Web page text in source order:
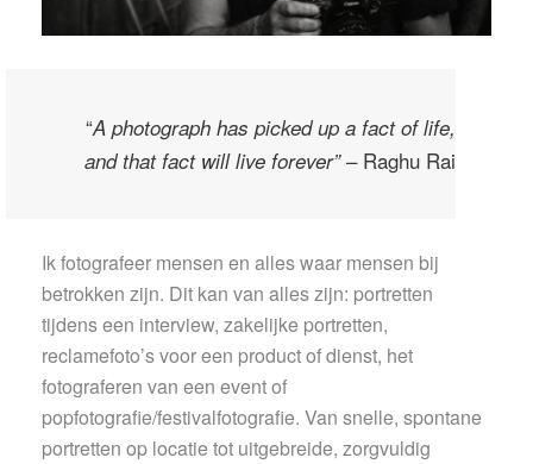
“A photograph has picked up a fact of life,
and that fact will live forever”– Raghu Rai
Ik fotografeer mensen en alles waar mensen bij
betrokken zijn. Dit kan van alles zijn: portretten
tijdens een interview, zakelijke portretten,
reclamefoto’s voor een product of dienst, het
fotograferen van een event of
popfotografie/festivalfotografie. Van snelle, spontane
portretten op locatie tot uitgebreide, zorgvuldig